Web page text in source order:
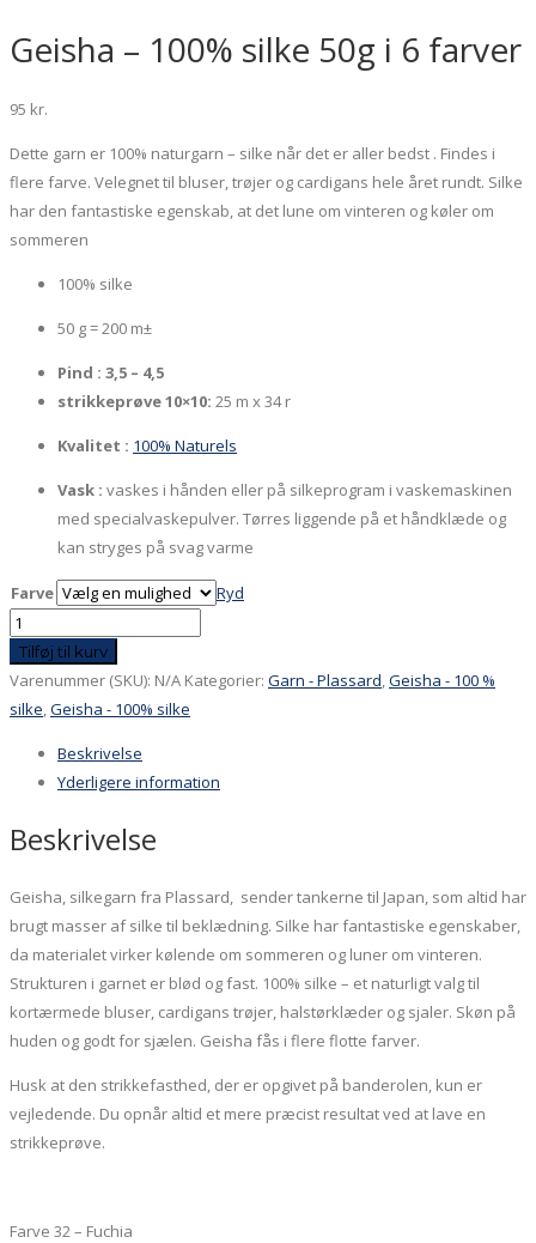
Geisha – 100% silke 50g i 6 farver
95 kr.
Dette garn er 100% naturgarn – silke når det er aller bedst . Findes i
flere farve. Velegnet til bluser, trøjer og cardigans hele året rundt. Silke
har den fantastiske egenskab, at det lune om vinteren og køler om
sommeren
100% silke
50 g = 200 m±
Pind : 3,5 – 4,5
strikkeprøve 10×10: 25 m x 34 r
Kvalitet : 100% Naturels
Vask : vaskes i hånden eller på silkeprogram i vaskemaskinen
med specialvaskepulver. Tørres liggende på et håndklæde og
kan stryges på svag varme
Farve
Ryd
Geisha
100%
silke
antal
Tilføj til kurv
Varenummer (SKU): N/A Kategorier: Garn - Plassard Geisha - 100 %
silke Geisha - 100% silke
Beskrivelse
Yderligere information
Beskrivelse
Geisha, silkegarn fra Plassard, sender tankerne til Japan, som altid har
brugt masser af silke til beklædning. Silke har fantastiske egenskaber,
da materialet virker kølende om sommeren og luner om vinteren.
Strukturen i garnet er blød og fast. 100% silke – et naturligt valg til
kortærmede bluser, cardigans trøjer, halstørklæder og sjaler. Skøn på
huden og godt for sjælen. Geisha fås i flere flotte farver.
Husk at den strikkefasthed, der er opgivet på banderolen, kun er
vejledende. Du opnår altid et mere præcist resultat ved at lave en
strikkeprøve.
Farve 32 – Fuchia